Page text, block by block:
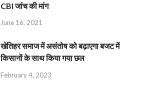
CBI जांच की मांग
June 16, 2021
खेतिहर समाज में असंतोष को बढ़ाएगा बजट में
किसानों के साथ किया गया छल
February 4, 2023